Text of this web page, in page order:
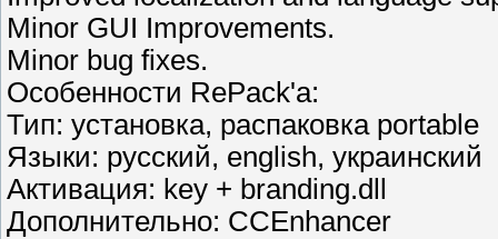
Minor GUI Improvements.
Minor bug fixes.
Особенности RePack'a:
Тип: установка, распаковка portable
Языки: русский, english, украинский
Активация: key + branding.dll
Дополнительно: CCEnhancer